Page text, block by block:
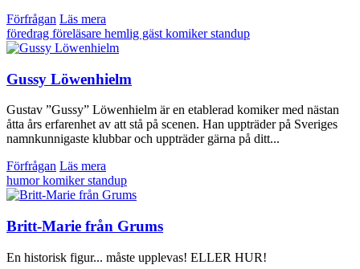
Förfrågan Läs mera
föredrag föreläsare hemlig gäst komikerstandup
Gussy Löwenhielm
Gustav ”Gussy” Löwenhielm är en etablerad komiker med nästan
åtta års erfarenhet av att stå på scenen. Han uppträder på Sveriges
namnkunnigaste klubbar och uppträder gärna på ditt...
Förfrågan Läs mera
humorkomikerstandup
Britt-Marie från Grums
En historisk figur... måste upplevas! ELLER HUR!